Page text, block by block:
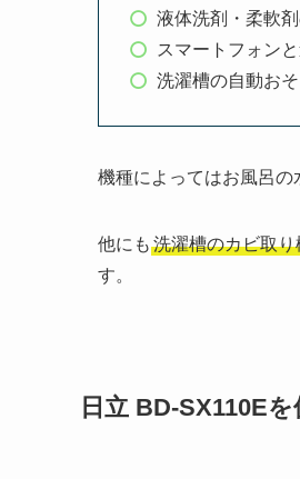
液体洗剤・柔軟
スマートフォン
洗濯槽の自動お
機種によってはお風呂の
他にも 洗濯槽のカビ取り
す。
日立 BD-SX110E